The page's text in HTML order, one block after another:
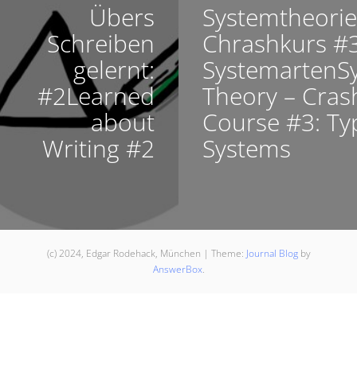
Übers
Schreiben
gelernt:
#2Learned
about
Writing #2
Chrashkurs
Theory –
Course #3:
Systems
(c) 2024, Edgar Rodehack, München | Theme: Journal Blog by
AnswerBox.